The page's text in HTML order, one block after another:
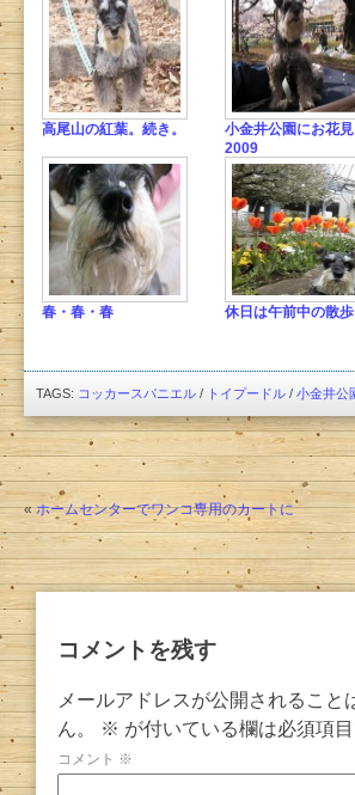
高尾山の紅葉。続き。
小金井公園にお花
2009
春・春・春 休日は午前中の散歩
TAGS: コッカースパニエル / トイプードル / 小金井公
«ホームセンターでワンコ専用のカートに
コメントを残す
メールアドレスが公開されること
ん。
※ が付いている欄は必須項
コメント ※